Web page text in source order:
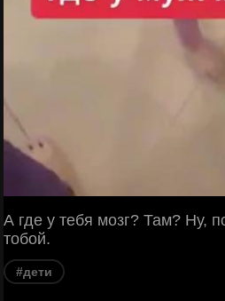
А где у тебя мозг? Там? Ну,
тобой.
#дети